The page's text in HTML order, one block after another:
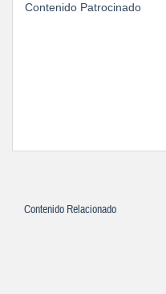
Contenido Patrocinado
Contenido Relacionado